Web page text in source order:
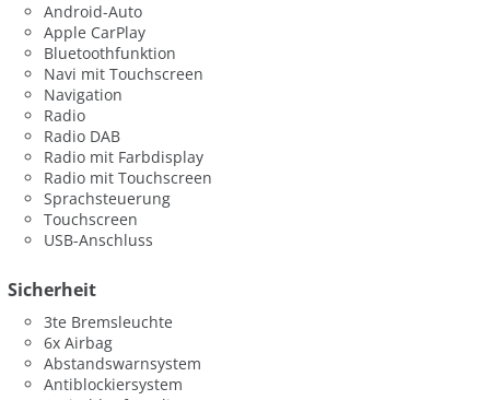
Android-Auto
Apple CarPlay
Bluetoothfunktion
Navi mit Touchscreen
Navigation
Radio
Radio DAB
Radio mit Farbdisplay
Radio mit Touchscreen
Sprachsteuerung
Touchscreen
USB-Anschluss
Sicherheit
3te Bremsleuchte
6x Airbag
Abstandswarnsystem
Antiblockiersystem